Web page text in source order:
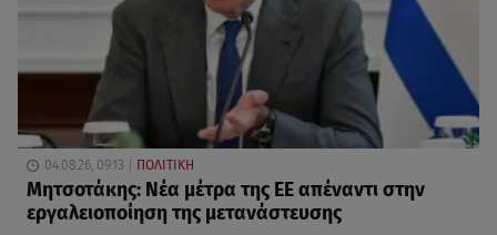
04.08.26, 09:13 ΠΟΛΙΤΙΚΗ
Μητσοτάκης: Νέα μέτρα της ΕΕ απέναντι στην
εργαλειοποίηση της μετανάστευσης